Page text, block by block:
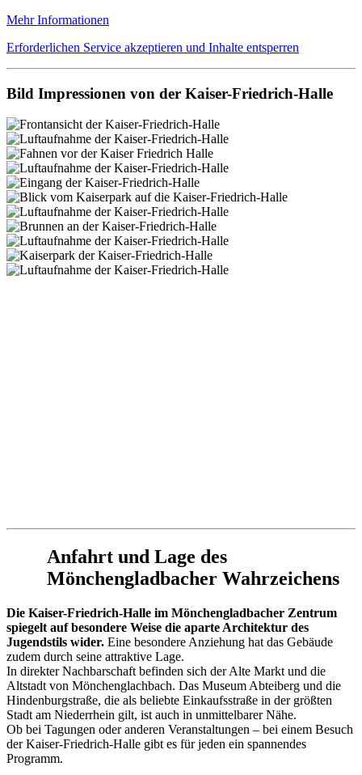
Mehr Informationen
Erforderlichen Service akzeptieren und Inhalte entsperren
Bild Impressionen von der Kaiser-Friedrich-Halle
Anfahrt und Lage des
Mönchengladbacher Wahrzeichens
Die Kaiser-Friedrich-Halle im Mönchengladbacher Zentrum
spiegelt auf besondere Weise die aparte Architektur des
Jugendstils wider. Eine besondere Anziehung hat das Gebäude
zudem durch seine attraktive Lage.
In direkter Nachbarschaft befinden sich der Alte Markt und die
Altstadt von Mönchenglachbach. Das Museum Abteiberg und die
Hindenburgstraße, die als beliebte Einkaufsstraße in der größten
Stadt am Niederrhein gilt, ist auch in unmittelbarer Nähe.
Ob bei Tagungen oder anderen Veranstaltungen – bei einem Besuch
der Kaiser-Friedrich-Halle gibt es für jeden ein spannendes
Programm.